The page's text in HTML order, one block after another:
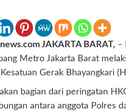
JAKARTA BARAT, –
Metro Jakarta Barat
Gerak Bhayangkari
bagian dari peringatan
antara anggota Polres